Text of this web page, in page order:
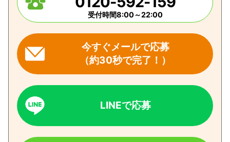
受付時間8:00～22:00
今すぐメールで応募
（約30秒で完了！）
LINEで応募